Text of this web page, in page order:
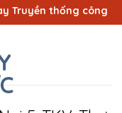
thống công